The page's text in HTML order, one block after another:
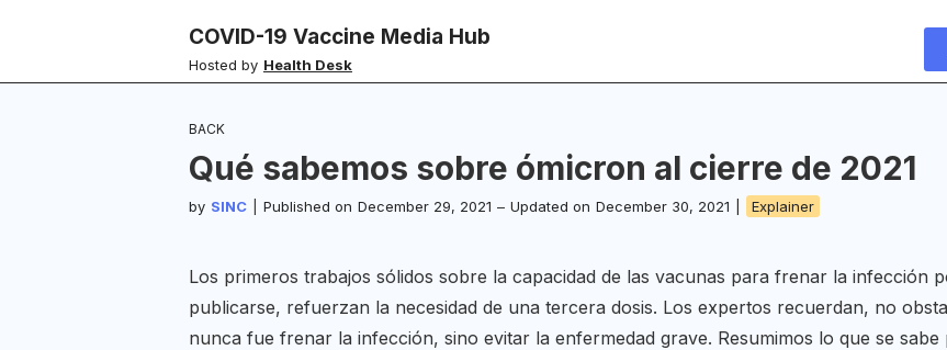
COVID-19 Vaccine Media Hub
Hosted by Health Desk
BACK
Qué sabemos sobre ómicron al cierre de 2021
by SINC Published on December 29, 2021 – Updated on December 30, 2021 Explainer
Los primeros trabajos sólidos sobre la capacidad de las vacunas para frenar la infección
publicarse, refuerzan la necesidad de una tercera dosis. Los expertos recuerdan, no
nunca fue frenar la infección, sino evitar la enfermedad grave. Resumimos lo que se